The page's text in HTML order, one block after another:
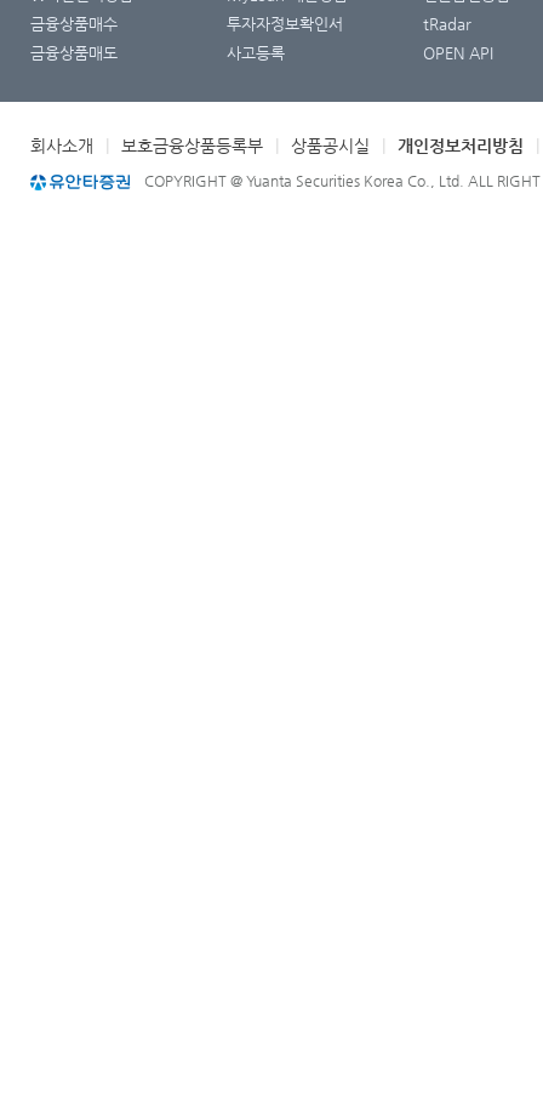
금융상품매수
금융상품매도
투자자정보확인서
사고등록
tRadar
OPEN API
회사소개 보호금융상품등록부 상품공시실 개인정보처리방침
COPYRIGHT @ Yuanta Securities Korea Co., Ltd. ALL RIGHT